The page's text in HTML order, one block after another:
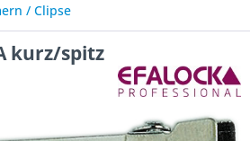
/ Clipse
kurz/spitz